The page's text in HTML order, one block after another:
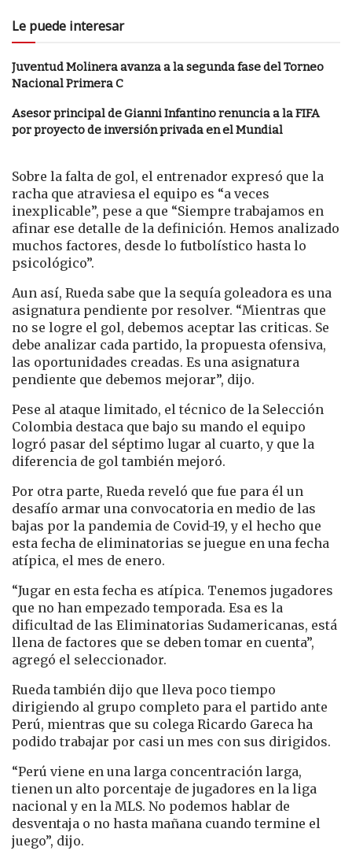
Le puede interesar
Juventud Molinera avanza a la segunda fase del Torneo
Nacional Primera C
Asesor principal de Gianni Infantino renuncia a la FIFA
por proyecto de inversión privada en el Mundial
Sobre la falta de gol, el entrenador expresó que la
racha que atraviesa el equipo es “a veces
inexplicable”, pese a que “Siempre trabajamos en
afinar ese detalle de la definición. Hemos analizado
muchos factores, desde lo futbolístico hasta lo
psicológico”.
Aun así, Rueda sabe que la sequía goleadora es una
asignatura pendiente por resolver. “Mientras que
no se logre el gol, debemos aceptar las criticas. Se
debe analizar cada partido, la propuesta ofensiva,
las oportunidades creadas. Es una asignatura
pendiente que debemos mejorar”, dijo.
Pese al ataque limitado, el técnico de la Selección
Colombia destaca que bajo su mando el equipo
logró pasar del séptimo lugar al cuarto, y que la
diferencia de gol también mejoró.
Por otra parte, Rueda reveló que fue para él un
desafío armar una convocatoria en medio de las
bajas por la pandemia de Covid-19, y el hecho que
esta fecha de eliminatorias se juegue en una fecha
atípica, el mes de enero.
“Jugar en esta fecha es atípica. Tenemos jugadores
que no han empezado temporada. Esa es la
dificultad de las Eliminatorias Sudamericanas, está
llena de factores que se deben tomar en cuenta”,
agregó el seleccionador.
Rueda también dijo que lleva poco tiempo
dirigiendo al grupo completo para el partido ante
Perú, mientras que su colega Ricardo Gareca ha
podido trabajar por casi un mes con sus dirigidos.
“Perú viene en una larga concentración larga,
tienen un alto porcentaje de jugadores en la liga
nacional y en la MLS. No podemos hablar de
desventaja o no hasta mañana cuando termine el
juego”, dijo.